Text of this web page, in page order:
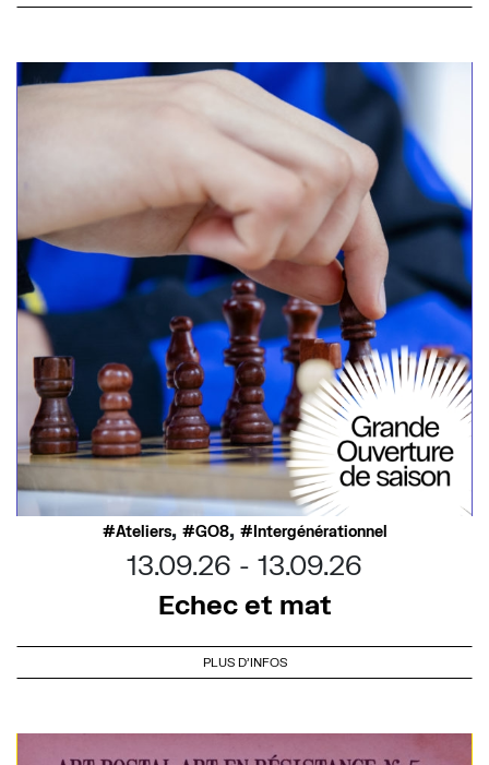
Ateliers, GO8, Intergénérationnel
13.09.26
13.09.26
Echec et mat
PLUS D'INFOS